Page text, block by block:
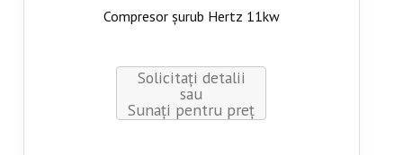
Compresor șurub Hertz 11kw
Solicitați detalii
sau
Sunaţi pentru preţ